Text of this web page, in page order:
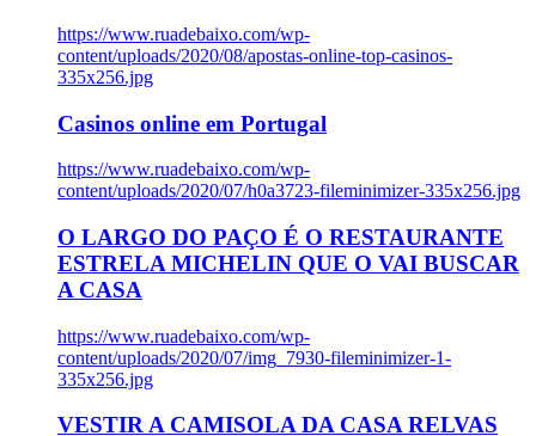
https://www.ruadebaixo.com/wp-
content/uploads/2020/08/apostas-online-top-casinos-
335x256.jpg
Casinos online em Portugal
https://www.ruadebaixo.com/wp-
content/uploads/2020/07/h0a3723-fileminimizer-335x256.jpg
O LARGO DO PAÇO É O RESTAURANTE
ESTRELA MICHELIN QUE O VAI BUSCAR
A CASA
https://www.ruadebaixo.com/wp-
content/uploads/2020/07/img_7930-fileminimizer-1-
335x256.jpg
VESTIR A CAMISOLA DA CASA RELVAS